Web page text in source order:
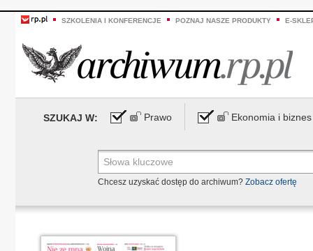
SZKOLENIA I KONFERENCJE POZNAJ NASZE PRODUKTY E-
SZUKAJ W: Prawo Ekonomia i biznes
Chcesz uzyskać dostęp do archiwum? Zobacz ofertę